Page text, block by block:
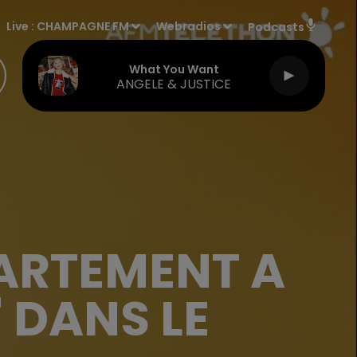
Live : CHAMPAGNE FM Webradios Podcasts
What You Want
ANGELE & JUSTICE
A
DANS LE